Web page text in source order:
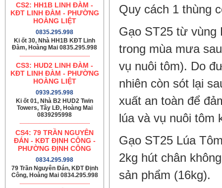
CS2: HH1B LINH ĐÀM -
KĐT LINH ĐÀM - PHƯỜNG
HOÀNG LIỆT
0835.295.998
Ki ốt 30, Nhà HH1B KĐT Linh
Đàm, Hoàng Mai 0835.295.998
CS3: HUD2 LINH ĐÀM -
KĐT LINH ĐÀM - PHƯỜNG
HOÀNG LIỆT
0939.295.998
Ki ốt 01, Nhà B2 HUD2 Twin
Towers, Tây LĐ, Hoàng Mai
0839295998
CS4: 79 TRẦN NGUYÊN
ĐÁN - KĐT ĐỊNH CÔNG -
PHƯỜNG ĐỊNH CÔNG
0834.295.998
79 Trần Nguyên Đán, KĐT Định
Công, Hoàng Mai 0834.295.998
Quy cách 1 thùng
Gạo ST25 từ
trong mùa mưa
vụ nuôi tôm). Do
nhiên còn sót lại
xuất an toàn để
lúa và vụ nuôi tôm
Gạo ST25 Lúa
2kg hút chân
sản phẩm (16kg).